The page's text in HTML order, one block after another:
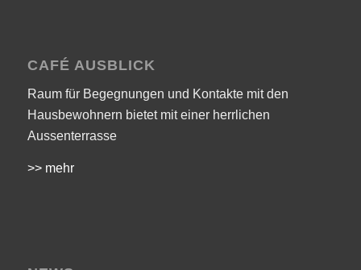
CAFÉ AUSBLICK
Raum für Begegnungen und Kontakte mit den
Hausbewohnern bietet mit einer herrlichen
Aussenterrasse
>> mehr